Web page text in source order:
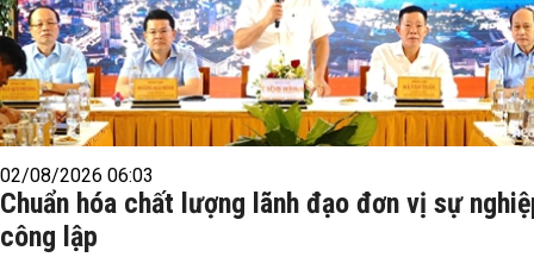
02/08/2026 06:03
Chuẩn hóa chất lượng lãnh đạo đơn vị sự
công lập